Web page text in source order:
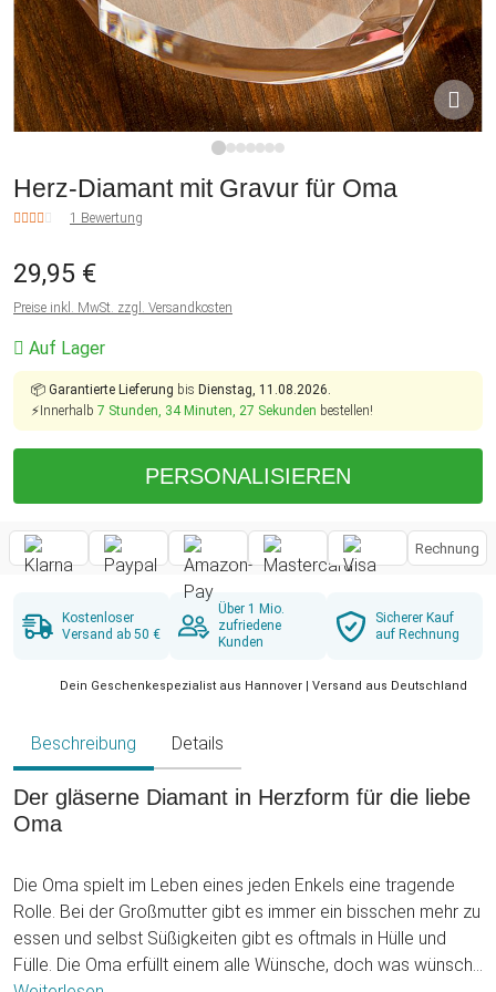
Herz-Diamant mit Gravur für Oma
1 Bewertung
29,95 €
Preise inkl. MwSt. zzgl. Versandkosten
Auf Lager
📦 Garantierte Lieferung bis Dienstag, 11.08.2026.
⚡Innerhalb 7 Stunden, 34 Minuten, 27 Sekunden bestellen!
PERSONALISIEREN
Rechnung
Kostenloser
Versand ab 50 €
Über 1 Mio.
zufriedene
Kunden
Sicherer Kauf
auf Rechnung
Dein Geschenkespezialist aus Hannover | Versand aus Deutschland
Beschreibung Details
Der gläserne Diamant in Herzform für die liebe
Oma
Die Oma spielt im Leben eines jeden Enkels eine tragende
Rolle. Bei der Großmutter gibt es immer ein bisschen mehr zu
essen und selbst Süßigkeiten gibt es oftmals in Hülle und
Fülle. Die Oma erfüllt einem alle Wünsche, doch was wünscht